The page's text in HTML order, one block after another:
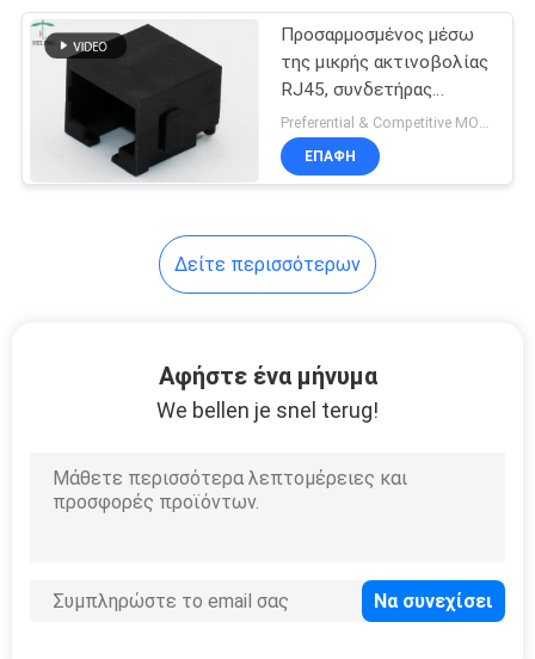
RJ45 ενιαίος
λιμένας
21
συνδετήρες
Συνδετήρας SMT
Προσαρμοσμένος μέσω
της μικρής ακτινοβολίας
RJ45, συνδετήρας
τρυπών του τοπικού
LAN SMT ετικεττών
επάνω θηλυκός
ΕΠΑΦΉ
Δείτε περισσότερων
Αφήστε ένα μήνυμα
We bellen je snel terug!